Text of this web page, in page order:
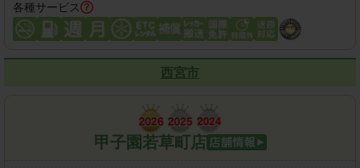
各種サービス
西宮市
甲子園若草町店